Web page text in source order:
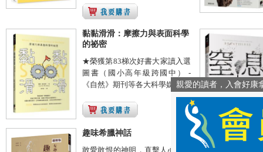
黏黏滑滑：摩擦力與表面科學
的祕密
★榮獲第83梯次好書大家讀入選
圖書（國小高年級跨國中） -
《自然》期刊等各大科學媒體...
趣味希臘神話
敢愛敢恨的神明，直擊人心的史
親愛的讀者，入會好康